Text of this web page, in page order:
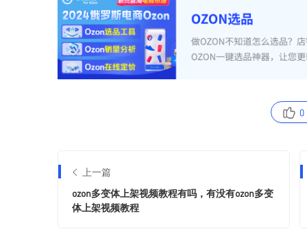
0
上一篇
ozon多变体上架视频教程有吗，有没有ozon多变
体上架视频教程